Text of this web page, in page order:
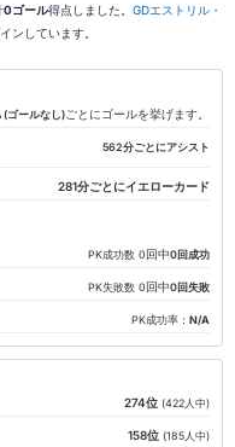
0ゴール得点しました。 GDエストリル・
ンしています。
(ゴールなし)ごとにゴールを挙げます。
562分ごとにアシスト
281分ごとにイエローカード
PK成功数 0回中0回成功
PK失敗数 0回中0回失敗
PK成功率：N/A
274位 (422人中)
158位 (185人中)